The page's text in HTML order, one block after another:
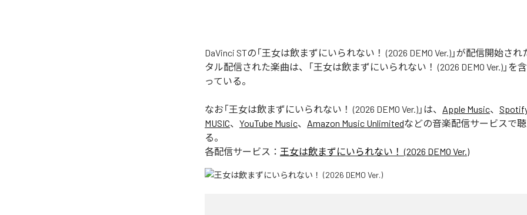
DaVinci STの「王女は飲まずにいられない！ (2026 DEMO Ver.)」が配信開始さ
タル配信された楽曲は、「王女は飲まずにいられない！ (2026 DEMO Ver.)」を
っている。
なお「王女は飲まずにいられない！ (2026 DEMO Ver.) 」は、 Apple Music、
MUSIC、 YouTube Music、 Amazon Music Unlimitedなどの音楽配信サービスで
る。
各配信サービス： 王女は飲まずにいられない！ (2026 DEMO Ver.)